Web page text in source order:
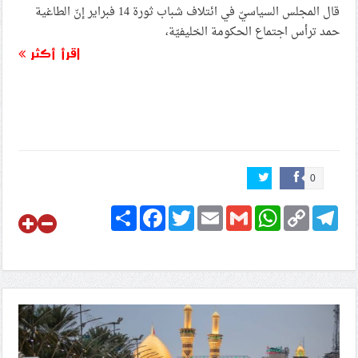
قال المجلس السياسيّ في ائتلاف شباب ثورة 14 فبراير إنّ الطاغية
حمد ترأس اجتماع الحكومة الخليفيّة،
اقرأ أكثر
0
ShareFacebookTwitterEmailGmail
WhatsApp Copy
Link
Telegram